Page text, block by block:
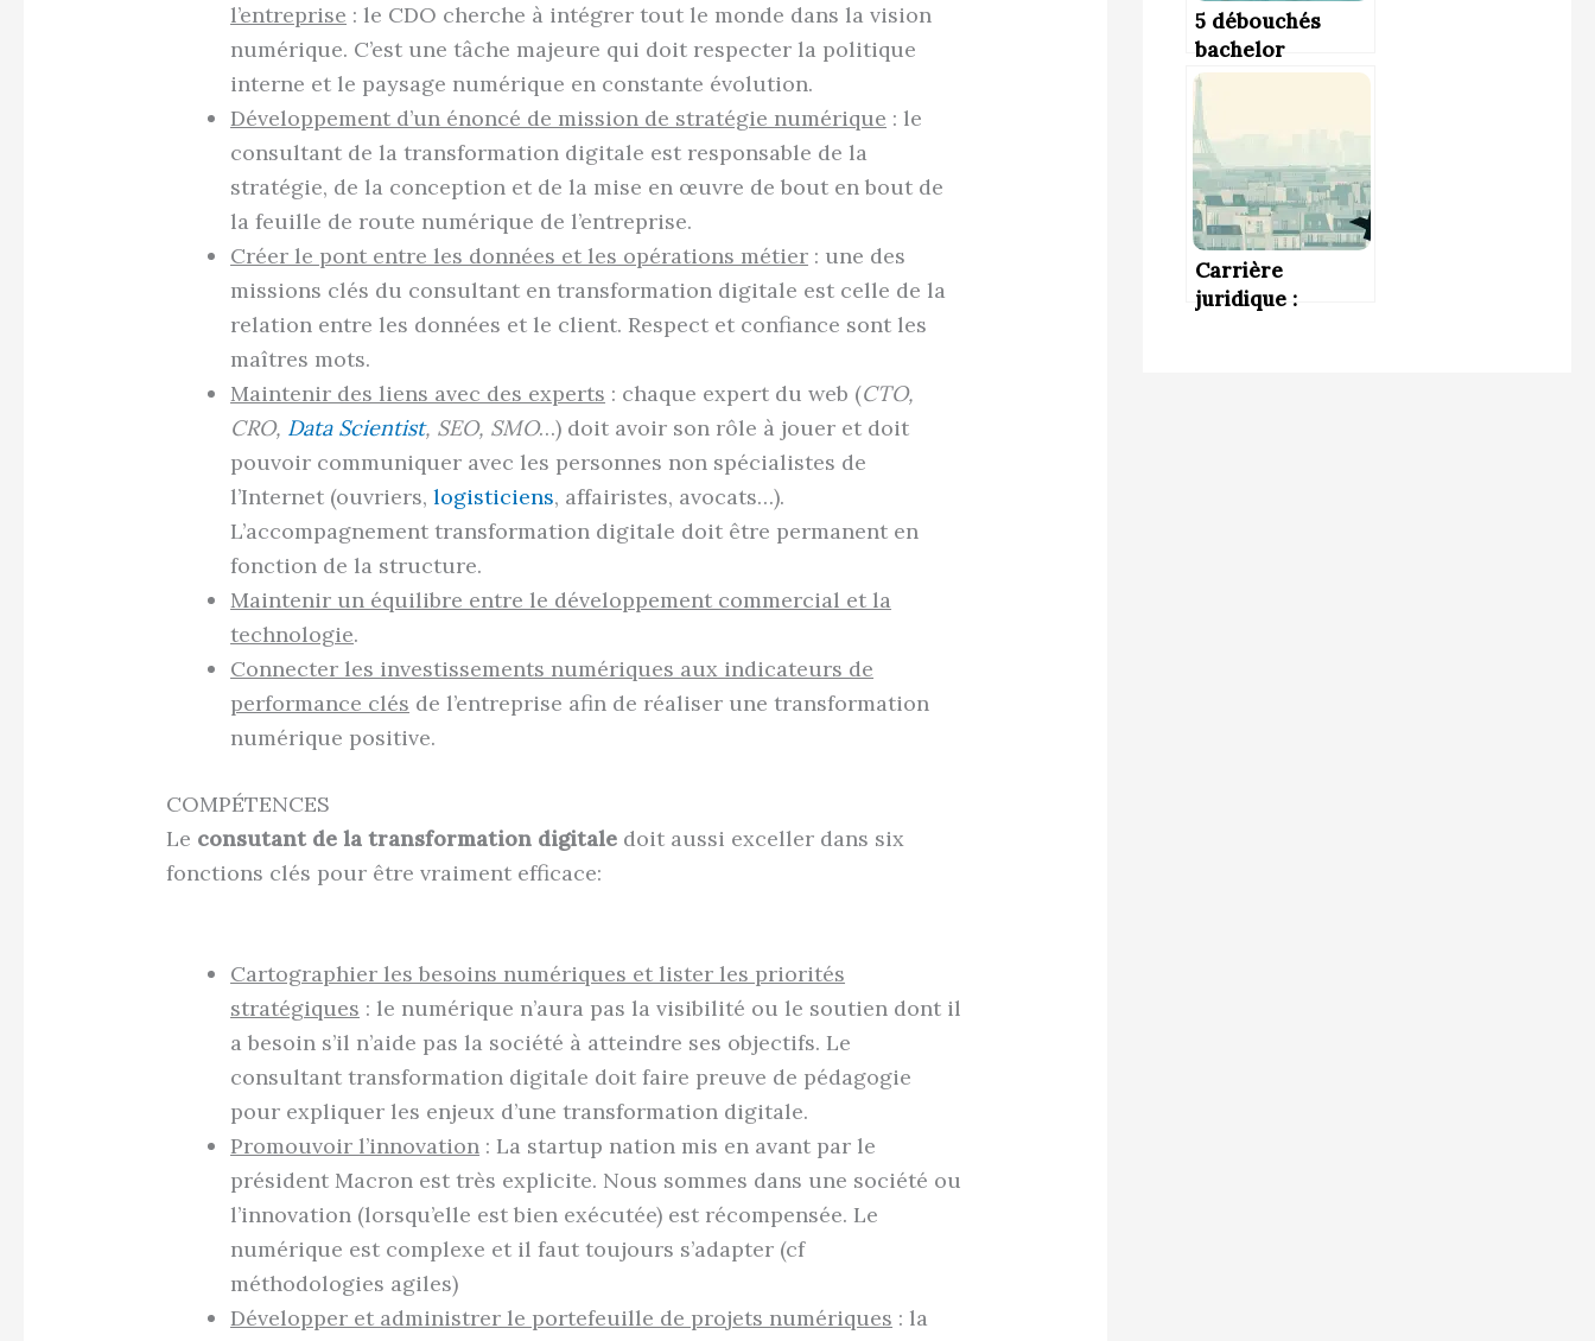
l’entreprise : le CDO cherche à intégrer tout le monde dans la vision
numérique. C’est une tâche majeure qui doit respecter la politique
interne et le paysage numérique en constante évolution.
Développement d’un énoncé de mission de stratégie numérique : le
consultant de la transformation digitale est responsable de la
stratégie, de la conception et de la mise en œuvre de bout en bout de
la feuille de route numérique de l’entreprise.
Créer le pont entre les données et les opérations métier : une des
missions clés du consultant en transformation digitale est celle de la
relation entre les données et le client. Respect et confiance sont les
maîtres mots.
Maintenir des liens avec des experts : chaque expert du web (CTO,
CRO, Data Scientist, SEO, SMO…) doit avoir son rôle à jouer et doit
pouvoir communiquer avec les personnes non spécialistes de
l’Internet (ouvriers,logisticiens, affairistes, avocats…).
L’accompagnement transformation digitale doit être permanent en
fonction de la structure.
Maintenir un équilibre entre le développement commercial et la
technologie.
Connecter les investissements numériques aux indicateurs de
performance clés de l’entreprise afin de réaliser une transformation
numérique positive.
COMPÉTENCES
Le consutant de la transformation digitale doit aussi exceller dans six
fonctions clés pour être vraiment efficace:
Cartographier les besoins numériques et lister les priorités
stratégiques : le numérique n’aura pas la visibilité ou le soutien dont il
a besoin s’il n’aide pas la société à atteindre ses objectifs. Le
consultant transformation digitale doit faire preuve de pédagogie
pour expliquer les enjeux d’une transformation digitale.
Promouvoir l’innovation : La startup nation mis en avant par le
président Macron est très explicite. Nous sommes dans une société ou
l’innovation (lorsqu’elle est bien exécutée) est récompensée. Le
numérique est complexe et il faut toujours s’adapter (cf
méthodologies agiles)
Développer et administrer le portefeuille de projets numériques : la
5 débouchés
bachelor
communication à
un bac +3
Carrière
juridique :